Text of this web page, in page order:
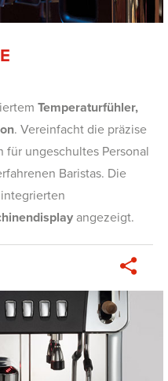
Temperaturfühler,
. Vereinfacht die präzise
ungeschultes Personal
Baristas. Die
angezeigt.